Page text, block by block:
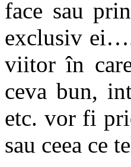
face sau
exclusiv
viitor în
ceva bun,
etc. vor fi
sau ceea ce